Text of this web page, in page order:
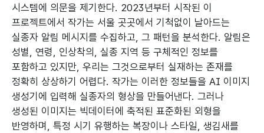
시스템에 의문을 제기한다. 2023년부터 시작된 이
프로젝트에서 작가는 서울 곳곳에서 기척없이 날아드는
실종자 알림 메시지를 수집하고, 그 패턴을 분석한다. 알림은
성별, 연령, 인상착의, 실종 지역 등 구체적인 정보를
포함하고 있지만, 우리는 그것으로부터 실재하는 존재를
정확히 상상하기 어렵다. 작가는 이러한 정보들을 AI 이미지
생성기에 입력해 실종자의 형상을 만들어낸다. 그러나
생성된 이미지는 빅데이터에 축적된 표준화된 외형을
반영하며, 특정 시기 유행하는 복장이나 스타일, 생김새를